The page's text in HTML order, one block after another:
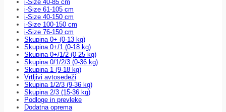
i-Size 40-85 cm
i-Size 61-105 cm
i-Size 40-150 cm
i-Size 100-150 cm
i-Size 76-150 cm
Skupina 0+ (0-13 kg)
Skupina 0+/1 (0-18 kg)
Skupina 0+/1/2 (0-25 kg)
Skupina 0/1/2/3 (0-36 kg)
Skupina 1 (9-18 kg)
Vrtljivi avtosedeži
Skupina 1/2/3 (9-36 kg)
Skupina 2/3 (15-36 kg)
Podloge in prevleke
Dodatna oprema